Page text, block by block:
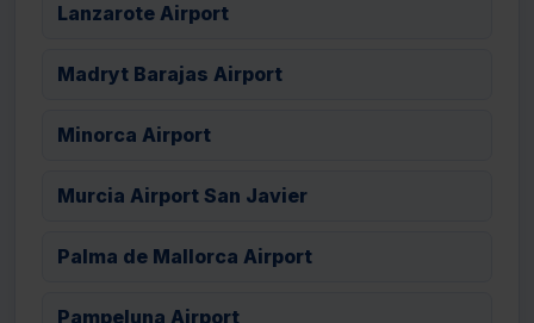
Lanzarote Airport
Madryt Barajas Airport
Minorca Airport
Murcia Airport San Javier
Palma de Mallorca Airport
Pampeluna Airport